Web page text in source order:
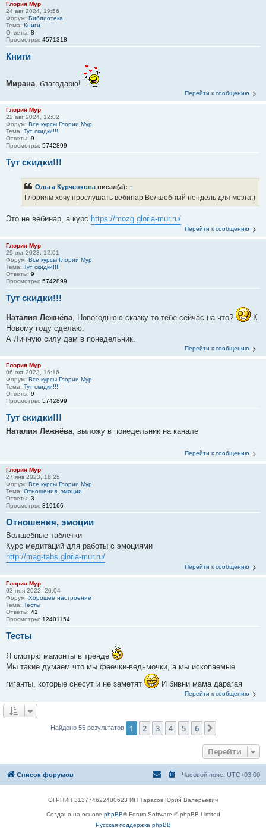
Глория Мур
24 авг 2024, 19:56
Форум: Библиотека
Тема: Книги
Ответы: 8
Просмотры: 4571318
Книги
Мирана , благодарю!
Перейти к сообщению
Глория Мур
22 авг 2024, 12:02
Форум: Все курсы Глории Мур
Тема: Тут скидки!!!
Ответы: 9
Просмотры: 5742899
Тут скидки!!!
Ольга Курченкова писал(а): ↑
Глориям хочу прослушать вебинар Волшебный пендель для мозга;)
Это не вебинар, а курс https://mozg.gloria-mur.ru/
Перейти к сообщению
Глория Мур
29 окт 2023, 12:01
Форум: Все курсы Глории Мур
Тема: Тут скидки!!!
Ответы: 9
Просмотры: 5742899
Тут скидки!!!
Наталия Лежнёва, Новогоднюю сказку то тебе сейчас на что?
К
Новому году сделаю.
А Личную силу дам в понедельник.
Перейти к сообщению
Глория Мур
06 окт 2023, 16:16
Форум: Все курсы Глории Мур
Тема: Тут скидки!!!
Ответы: 9
Просмотры: 5742899
Тут скидки!!!
Наталия Лежнёва , выложу в понедельник на канале
Перейти к сообщению
Глория Мур
27 янв 2023, 18:25
Форум: Все курсы Глории Мур
Тема: Отношения, эмоции
Ответы: 3
Просмотры: 819166
Отношения, эмоции
Волшебные таблетки
Курс медитаций для работы с эмоциями
http://mag-tabs.gloria-mur.ru/
Перейти к сообщению
Глория Мур
03 ноя 2022, 20:04
Форум: Хорошее настроение
Тема: Тесты
Ответы: 41
Просмотры: 12401154
Тесты
Я смотрю мамонты в тренде
Мы такие думаем что мы феечки-ведьмочки, а мы ископаемые
гиганты, которые снесут и не заметят
И бивни мама дарагая
Перейти к сообщению
Найдено 55 результатов 1 2 3 4 5 6
Перейти
Список форумов Часовой пояс: UTC+03:00
ОГРНИП 313774622400623 ИП Тарасов Юрий Валерьевич
Создано на основе phpBB® Forum Software © phpBB Limited
Русская поддержка phpBB